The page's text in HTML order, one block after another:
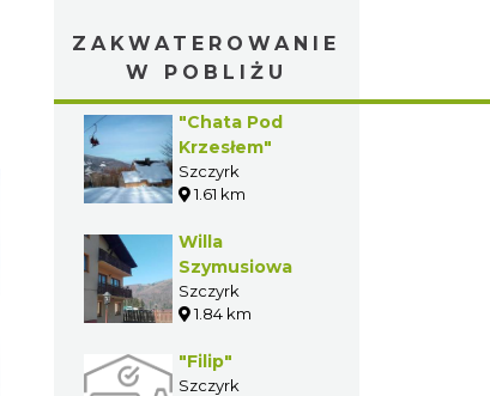
ZAKWATEROWANIE
W POBLIŻU
"Chata Pod
Krzesłem"
Szczyrk
1.61 km
Willa
Szymusiowa
Szczyrk
1.84 km
"Filip"
Szczyrk